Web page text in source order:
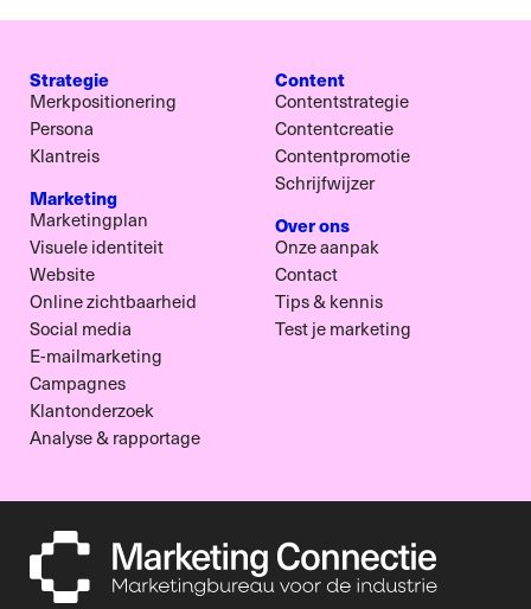
Strategie
Merkpositionering
Persona
Klantreis
Marketing
Marketingplan
Visuele identiteit
Website
Online zichtbaarheid
Social media
E-mailmarketing
Campagnes
Klantonderzoek
Analyse & rapportage
Content
Contentstrategie
Contentcreatie
Contentpromotie
Schrijfwijzer
Over ons
Onze aanpak
Contact
Tips & kennis
Test je marketing